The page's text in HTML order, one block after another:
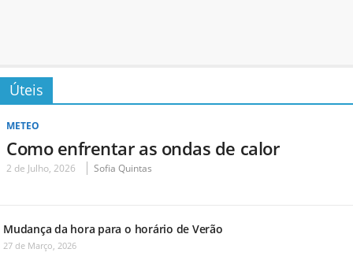
Úteis
METEO
Como enfrentar as ondas de calor
2 de Julho, 2026 Sofia Quintas
Mudança da hora para o horário de Verão
27 de Março, 2026